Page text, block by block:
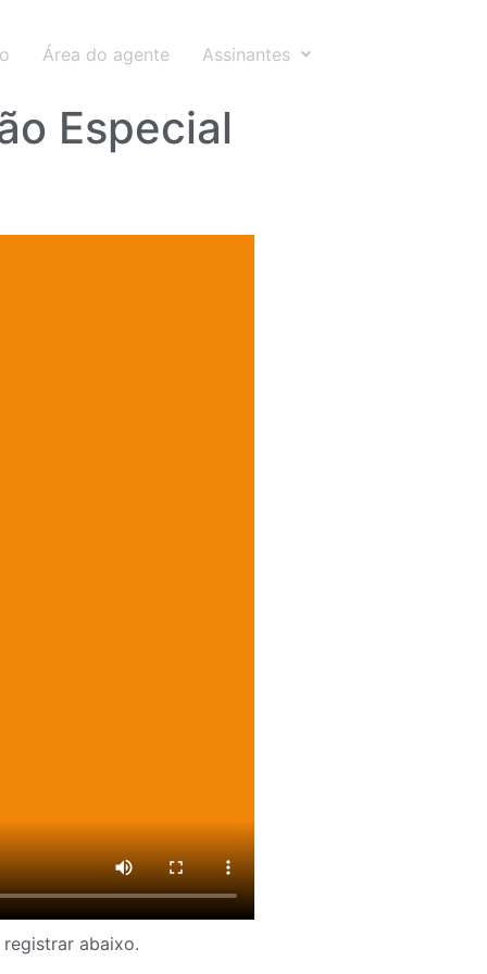
Área do agente Assinantes
Especial
abaixo.